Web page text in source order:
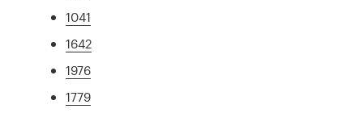
1041
1642
1976
1779